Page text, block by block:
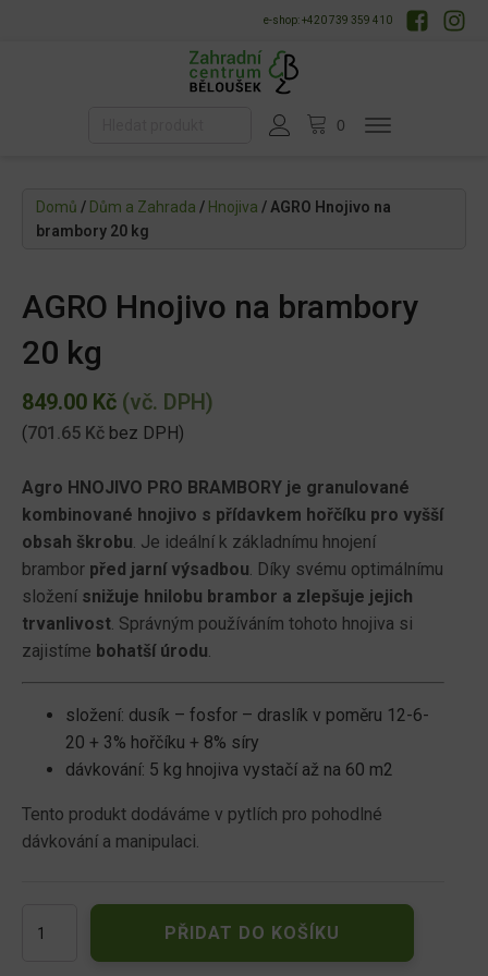
e-shop: +420 739 359 410
Domů / Dům a Zahrada / Hnojiva / AGRO Hnojivo na
brambory 20 kg
AGRO Hnojivo na brambory
20 kg
849.00 Kč (vč. DPH)
(701.65 Kč bez DPH)
Agro HNOJIVO PRO BRAMBORY je granulované
kombinované hnojivo s přídavkem hořčíku pro vyšší
obsah škrobu. Je ideální k základnímu hnojení
brambor před jarní výsadbou. Díky svému optimálnímu
složení snižuje hnilobu brambor a zlepšuje jejich
trvanlivost. Správným používáním tohoto hnojiva si
zajistíme bohatší úrodu.
složení: dusík – fosfor – draslík v poměru 12-6-
20 + 3% hořčíku + 8% síry
dávkování: 5 kg hnojiva vystačí až na 60 m2
Tento produkt dodáváme v pytlích pro pohodlné
dávkování a manipulaci.
Hnojivo
PŘIDAT DO KOŠÍKU